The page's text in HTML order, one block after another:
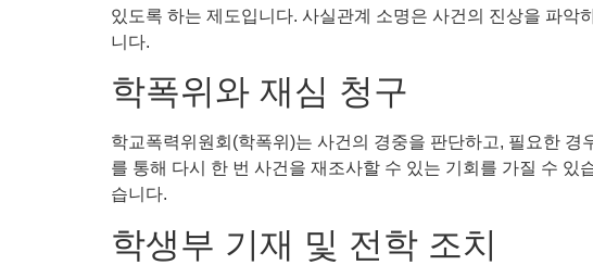
있도록 하는 제도입니다. 사실관계 소명은 사건의 진상을 파
니다.
학폭위와 재심 청구
학교폭력위원회(학폭위)는 사건의 경중을 판단하고, 필요한
를 통해 다시 한 번 사건을 재조사할 수 있는 기회를 가질 수
습니다.
학생부 기재 및 전학 조치